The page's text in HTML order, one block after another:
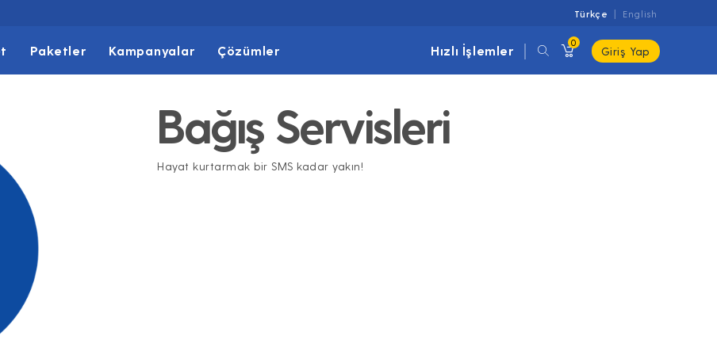
Türkçe English
Paketler Kampanyalar Çözümler Hızlı İşlemler
0
Giriş Yap
Bağış Servisleri
Hayat kurtarmak bir SMS kadar yakın!